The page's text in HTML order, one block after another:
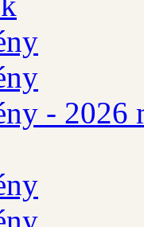
- 2026